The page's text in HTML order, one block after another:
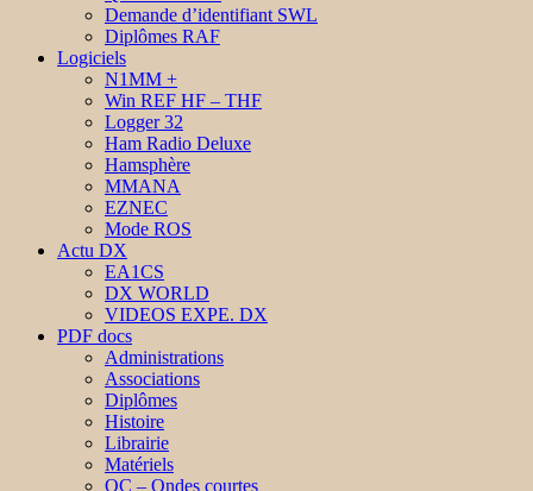
Demande d’identifiant SWL
Diplômes RAF
Logiciels
N1MM +
Win REF HF – THF
Logger 32
Ham Radio Deluxe
Hamsphère
MMANA
EZNEC
Mode ROS
Actu DX
EA1CS
DX WORLD
VIDEOS EXPE. DX
PDF docs
Administrations
Associations
Diplômes
Histoire
Librairie
Matériels
OC – Ondes courtes